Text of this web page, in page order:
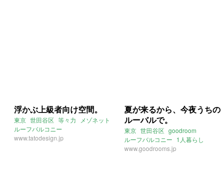
浮かぶ上級者向け空間。
東京 世田谷区 等々力
メゾネット
ルーフバルコニー
www.tatodesign.jp
夏が来るから、今夜うちの
ルーバルで。
東京 世田谷区 goodroom
ルーフバルコニー 1人暮らし
経堂駅
www.goodrooms.jp